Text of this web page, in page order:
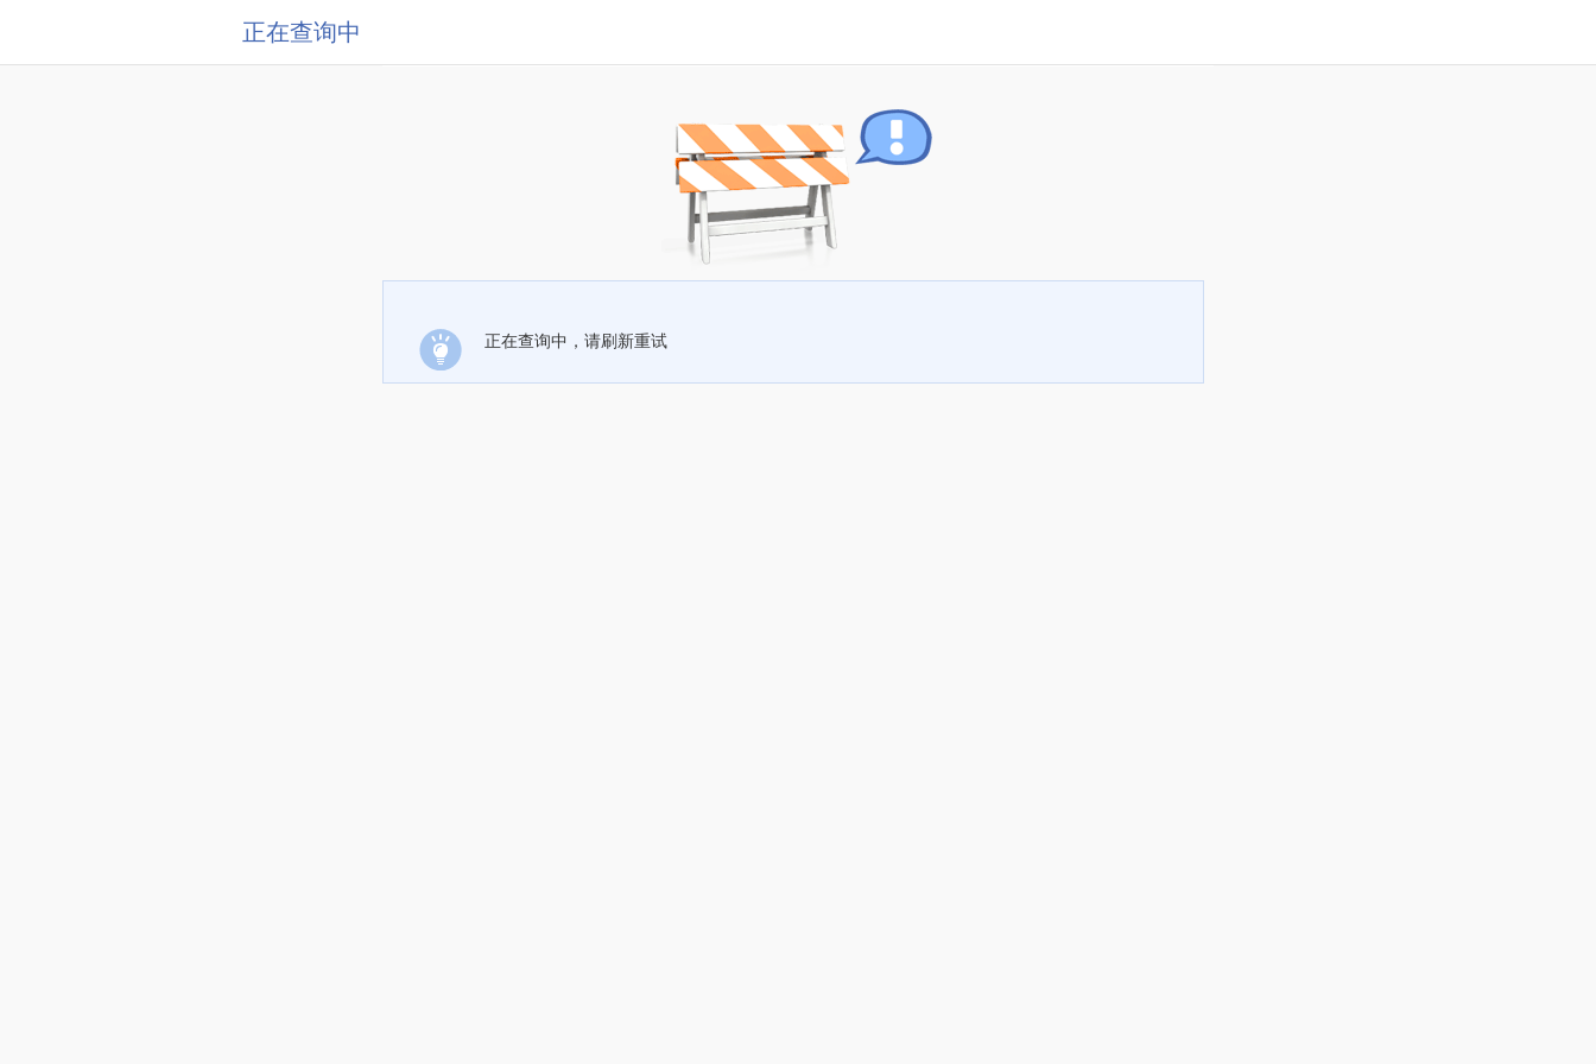
正在查询中
正在查询中，请刷新重试